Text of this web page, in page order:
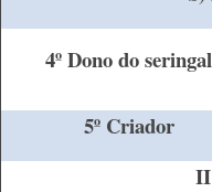
4º Dono do seringal
5º Criador
II